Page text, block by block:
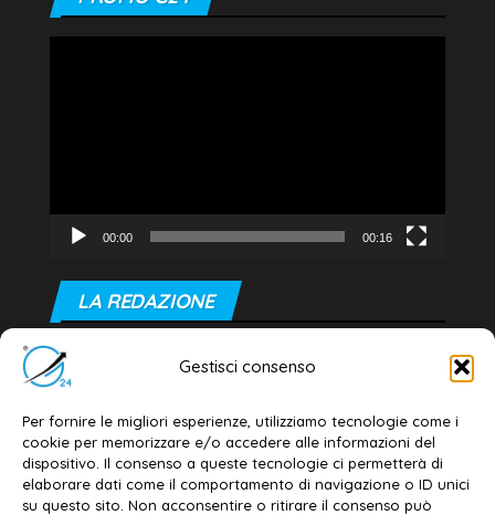
Gestisci consenso
Per fornire le migliori esperienze, utilizziamo tecnologie come i
cookie per memorizzare e/o accedere alle informazioni del
dispositivo. Il consenso a queste tecnologie ci permetterà di
elaborare dati come il comportamento di navigazione o ID unici
su questo sito. Non acconsentire o ritirare il consenso può
00:00 00:16
LA REDAZIONE
Editore e direttore responsabile:
Dott. Daniele G. Masciullo
Email: redazione@galatina24.it
Contatti –Disclaimer
Privacy policy –Cookie policy